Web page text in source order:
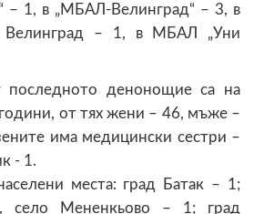
– 1, в „МБАЛ-Велинград“ – 3, в
Велинград – 1, в МБАЛ „Уни
последното денонощие са на
от тях жени – 46, мъже –
има медицински сестри –
- 1.
места: град Батак – 1;
село Мененкьово – 1; град